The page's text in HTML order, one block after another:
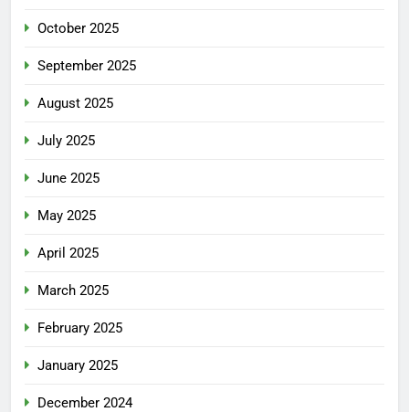
October 2025
September 2025
August 2025
July 2025
June 2025
May 2025
April 2025
March 2025
February 2025
January 2025
December 2024